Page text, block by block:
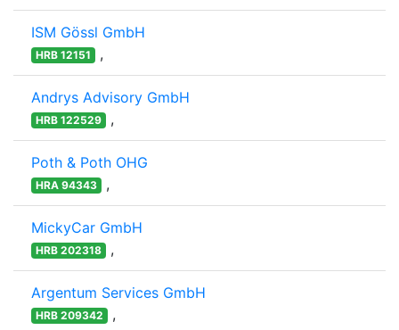
ISM Gössl GmbH
HRB 12151 ,
Andrys Advisory GmbH
HRB 122529 ,
Poth & Poth OHG
HRA 94343 ,
MickyCar GmbH
HRB 202318 ,
Argentum Services GmbH
HRB 209342 ,